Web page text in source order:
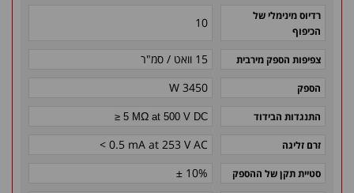
רדיוס מינימלי של
הכיפוף
10
צפיפות הספק מירבית 15 וואט / סמ"ר
הספק 3450 W
התנגדות הבידוד ≥ 5 MΩ at 500 V DC
זרם זליגה < 0.5 mA at 253 V AC
סטיית תקן של ההספק ± 10%